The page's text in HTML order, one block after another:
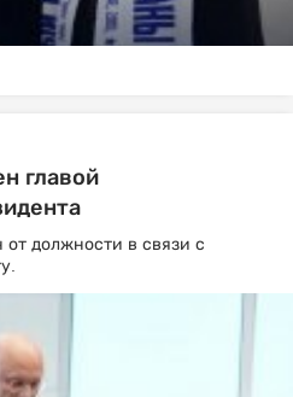
главой
должности в связи с